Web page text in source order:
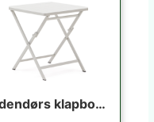
Udendørs klapbord Kave Home Torreta foldbart hvid aluminium 70×70 cm terrassebord til 4 personer